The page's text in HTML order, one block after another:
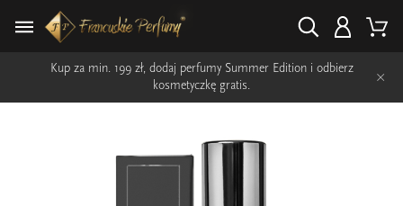
Kup za min. 199 zł, dodaj perfumy Summer Edition i odbierz
kosmetyczkę gratis.
×